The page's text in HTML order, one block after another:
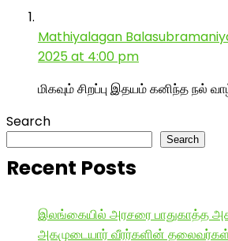
Mathiyalagan
2025 at 4:00 pm
மிகவும் சிறப்பு இதயம் கனிந்த நல்
Search
Search
Recent Posts
இலங்கையில் அரசரை பாதுகாத்த
அகமுடையார் வீரர்களின்